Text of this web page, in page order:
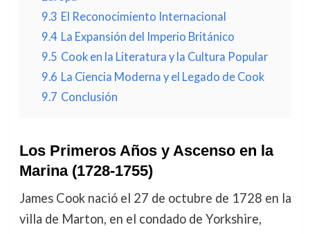
9.3 El Reconocimiento Internacional
9.4 La Expansión del Imperio Británico
9.5 Cook en la Literatura y la Cultura Popular
9.6 La Ciencia Moderna y el Legado de Cook
9.7 Conclusión
Los Primeros Años y Ascenso en la
Marina (1728-1755)
James Cook nació el 27 de octubre de 1728 en la
villa de Marton, en el condado de Yorkshire,